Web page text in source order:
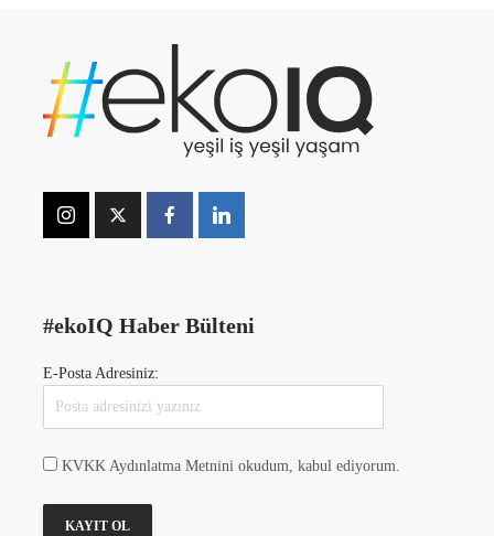
#ekoIQ Haber Bülteni
E-Posta Adresiniz:
KVKK Aydınlatma Metnini okudum, kabul ediyorum.